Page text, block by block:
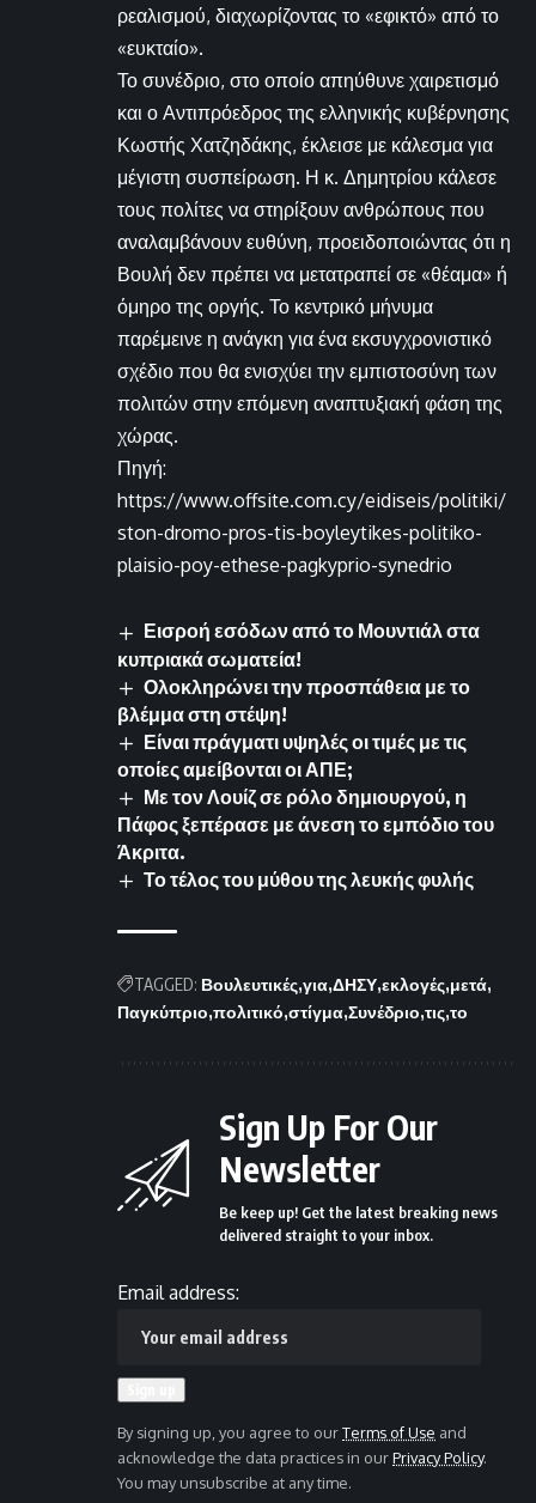
ρεαλισμού, διαχωρίζοντας το «εφικτό» από το
«ευκταίο».
Το συνέδριο, στο οποίο απηύθυνε χαιρετισμό
και ο Αντιπρόεδρος της ελληνικής κυβέρνησης
Κωστής Χατζηδάκης, έκλεισε με κάλεσμα για
μέγιστη συσπείρωση. Η κ. Δημητρίου κάλεσε
τους πολίτες να στηρίξουν ανθρώπους που
αναλαμβάνουν ευθύνη, προειδοποιώντας ότι η
Βουλή δεν πρέπει να μετατραπεί σε «θέαμα» ή
όμηρο της οργής. Το κεντρικό μήνυμα
παρέμεινε η ανάγκη για ένα εκσυγχρονιστικό
σχέδιο που θα ενισχύει την εμπιστοσύνη των
πολιτών στην επόμενη αναπτυξιακή φάση της
χώρας.
Πηγή:
https://www.offsite.com.cy/eidiseis/politiki/
ston-dromo-pros-tis-boyleytikes-politiko-
plaisio-poy-ethese-pagkyprio-synedrio
Εισροή εσόδων από το Μουντιάλ στα
κυπριακά σωματεία!
Ολοκληρώνει την προσπάθεια με το
βλέμμα στη στέψη!
Είναι πράγματι υψηλές οι τιμές με τις
οποίες αμείβονται οι ΑΠΕ;
Με τον Λουίζ σε ρόλο δημιουργού, η
Πάφος ξεπέρασε με άνεση το εμπόδιο του
Άκριτα.
Το τέλος του μύθου της λευκής φυλής
TAGGED: Βουλευτικές για ΔΗΣΥ εκλογές μετά
Παγκύπριο πολιτικό στίγμα Συνέδριο τις το
Sign Up For Our
Newsletter
Be keep up! Get the latest breaking news
delivered straight to your inbox.
Email address:
By signing up, you agree to ourTerms of Use and
acknowledge the data practices in ourPrivacy Policy.
You may unsubscribe at any time.